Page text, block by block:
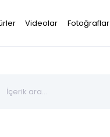
Videolar Fotoğraflar